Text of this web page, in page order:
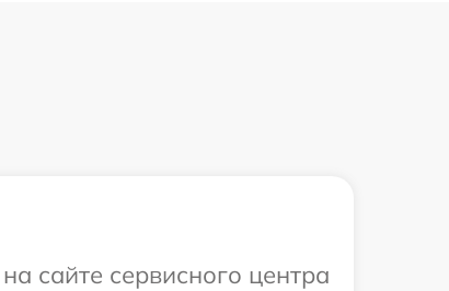
сайте сервисного центра